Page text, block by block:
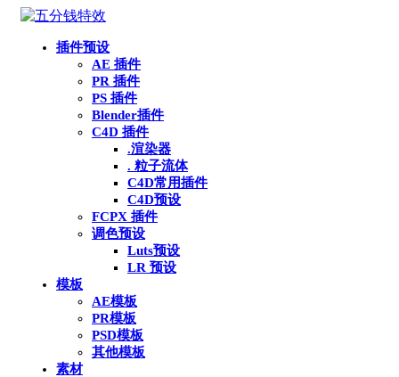
插件预设
AE 插件
PR 插件
PS 插件
Blender插件
C4D 插件
.渲染器
. 粒子流体
C4D常用插件
C4D预设
FCPX 插件
调色预设
Luts预设
LR 预设
模板
AE模板
PR模板
PSD模板
其他模板
素材